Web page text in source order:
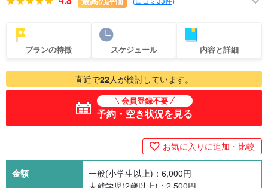
プランの特徴 スケジュール 内容と詳細
直近で22人が検討しています。
会員登録不要
予約・空き状況を見る
お気に入りに追加・比較
金額 一般(小学生以上)： 6,000円
未就学児(2歳以上)： 2,500円